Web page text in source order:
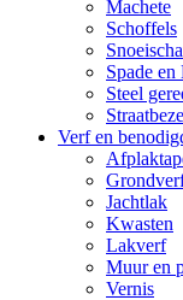
Machete
Schoffels
Spade en
Steel
Verf en
Jachtlak
Kwasten
Lakverf
Muur en
Vernis